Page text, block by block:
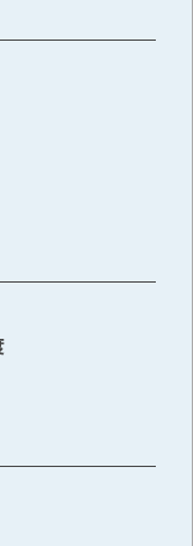
伝えいたします
休(年末年始除く)
談する